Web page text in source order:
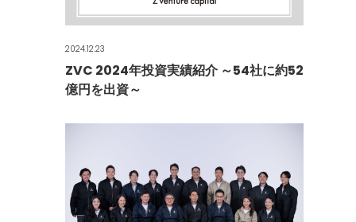
2024.12.23
ZVC 2024年投資実績紹介 ～54社に約52
億円を出資～